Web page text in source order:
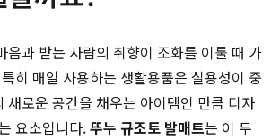
음과 받는 사람의 취향이 조화를 이룰 때 가
히 매일 사용하는 생활용품은 실용성이 중
새로운 공간을 채우는 아이템인 만큼 디자
요소입니다.뚜누 규조토 발매트는 이 두